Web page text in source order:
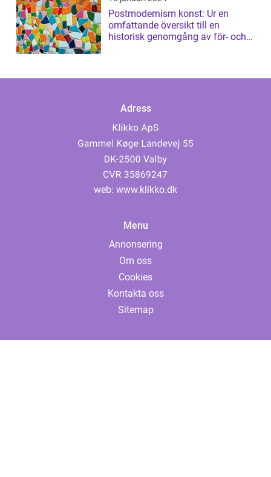
Postmodernism konst: Ur en
omfattande översikt till en
historisk genomgång av för- och
Adress
web: www.klikko.dk
Menu
Annonsering
Om oss
Cookies
Kontakta oss
Sitemap